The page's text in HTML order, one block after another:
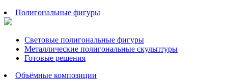
Полигональные фигуры
Световые полигональные фигуры
Металлические полигональные скульптуры
Готовые решения
Объёмные композиции